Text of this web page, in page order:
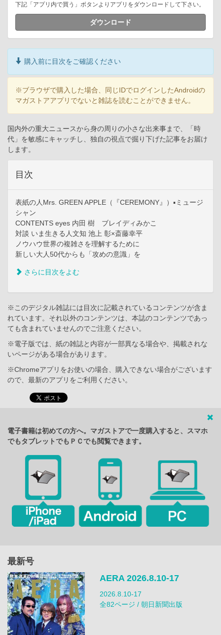
下記「アプリ内で買う」ボタンよりアプリをダウンロードして下さい。
ダウンロード
購入前に目次をご確認ください
※ブラウザで購入した場合、同じIDでログインしたAndroidの
マガストアアプリでないと雑誌を読むことができません。
国内外の重大ニュースから身の周りの小さな出来事まで、「時
代」を敏感にキャッチし、独自の視点で掘り下げた記事をお届け
します。
目次
表紙の人Mrs. GREEN APPLE（『CEREMONY』）▪ミュージ
シャン
CONTENTS eyes 内田 樹 ブレイディみかこ
対談 いま生きる人文知 池上 彰×斎藤幸平
ノウハウ世界の複雑さを理解するために
新しい大人50代からも「攻めの意識」を
さらに目次をよむ
※このデジタル雑誌には目次に記載されているコンテンツが含ま
れています。それ以外のコンテンツは、本誌のコンテンツであっ
ても含まれていませんのでご注意ください。
※電子版では、紙の雑誌と内容が一部異なる場合や、掲載されな
いページがある場合があります。
※Chromeアプリをお使いの場合、購入できない場合がございます
ので、最新のアプリをご利用ください。
電子書籍は初めての方へ。マガストアで一度購入すると、スマホ
でもタブレットでもＰＣでも閲覧できます。
最新号
AERA 2026.8.10-17
2026.8.10-17
全82ページ / 朝日新聞出版